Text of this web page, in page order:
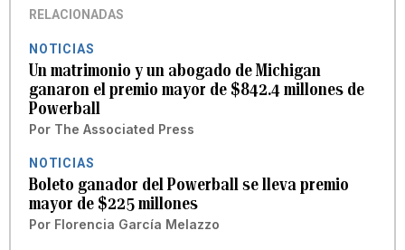
RELACIONADAS
NOTICIAS
Un matrimonio y un abogado de Michigan
ganaron el premio mayor de $842.4 millones de
Powerball
Por The Associated Press
NOTICIAS
Boleto ganador del Powerball se lleva premio
mayor de $225 millones
Por Florencia García Melazzo